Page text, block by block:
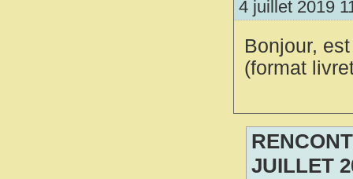
4 juillet 2019
Bonjour,
(format
JUILLET